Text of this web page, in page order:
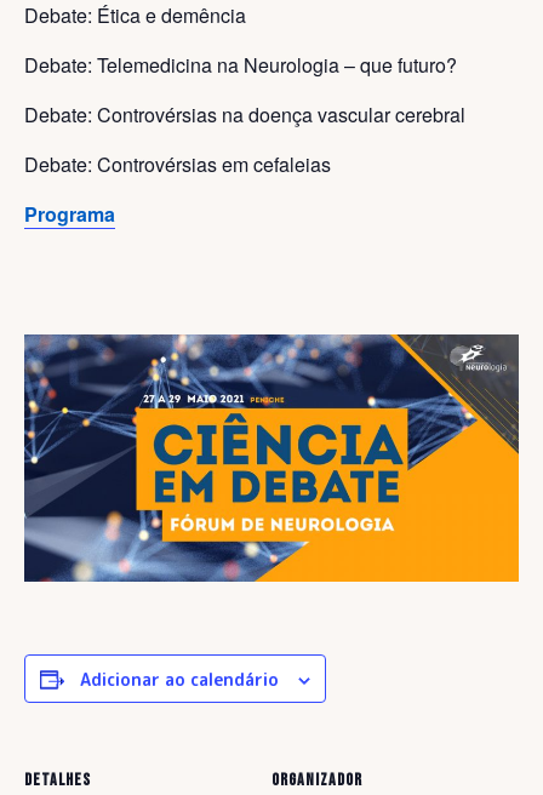
Debate: Ética e demência
Debate: Telemedicina na Neurologia – que futuro?
Debate: Controvérsias na doença vascular cerebral
Debate: Controvérsias em cefaleias
Programa
Adicionar ao calendário
DETALHES ORGANIZADOR